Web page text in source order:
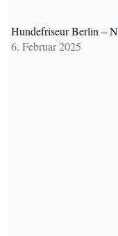
Hundefriseur Berlin –
6. Februar 2025